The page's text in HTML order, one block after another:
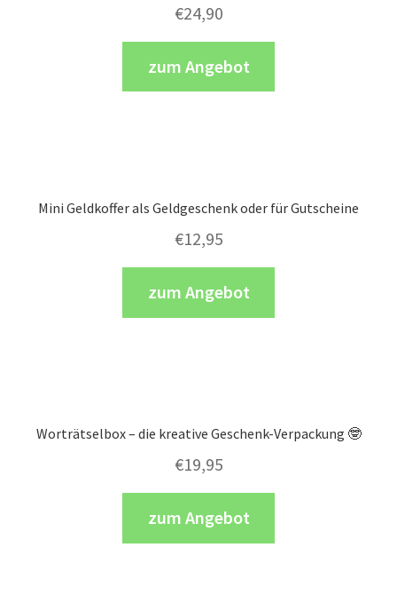
€24,90
zum Angebot
Mini Geldkoffer als Geldgeschenk oder für Gutscheine
€12,95
zum Angebot
Worträtselbox – die kreative Geschenk-Verpackung 🤓
€19,95
zum Angebot